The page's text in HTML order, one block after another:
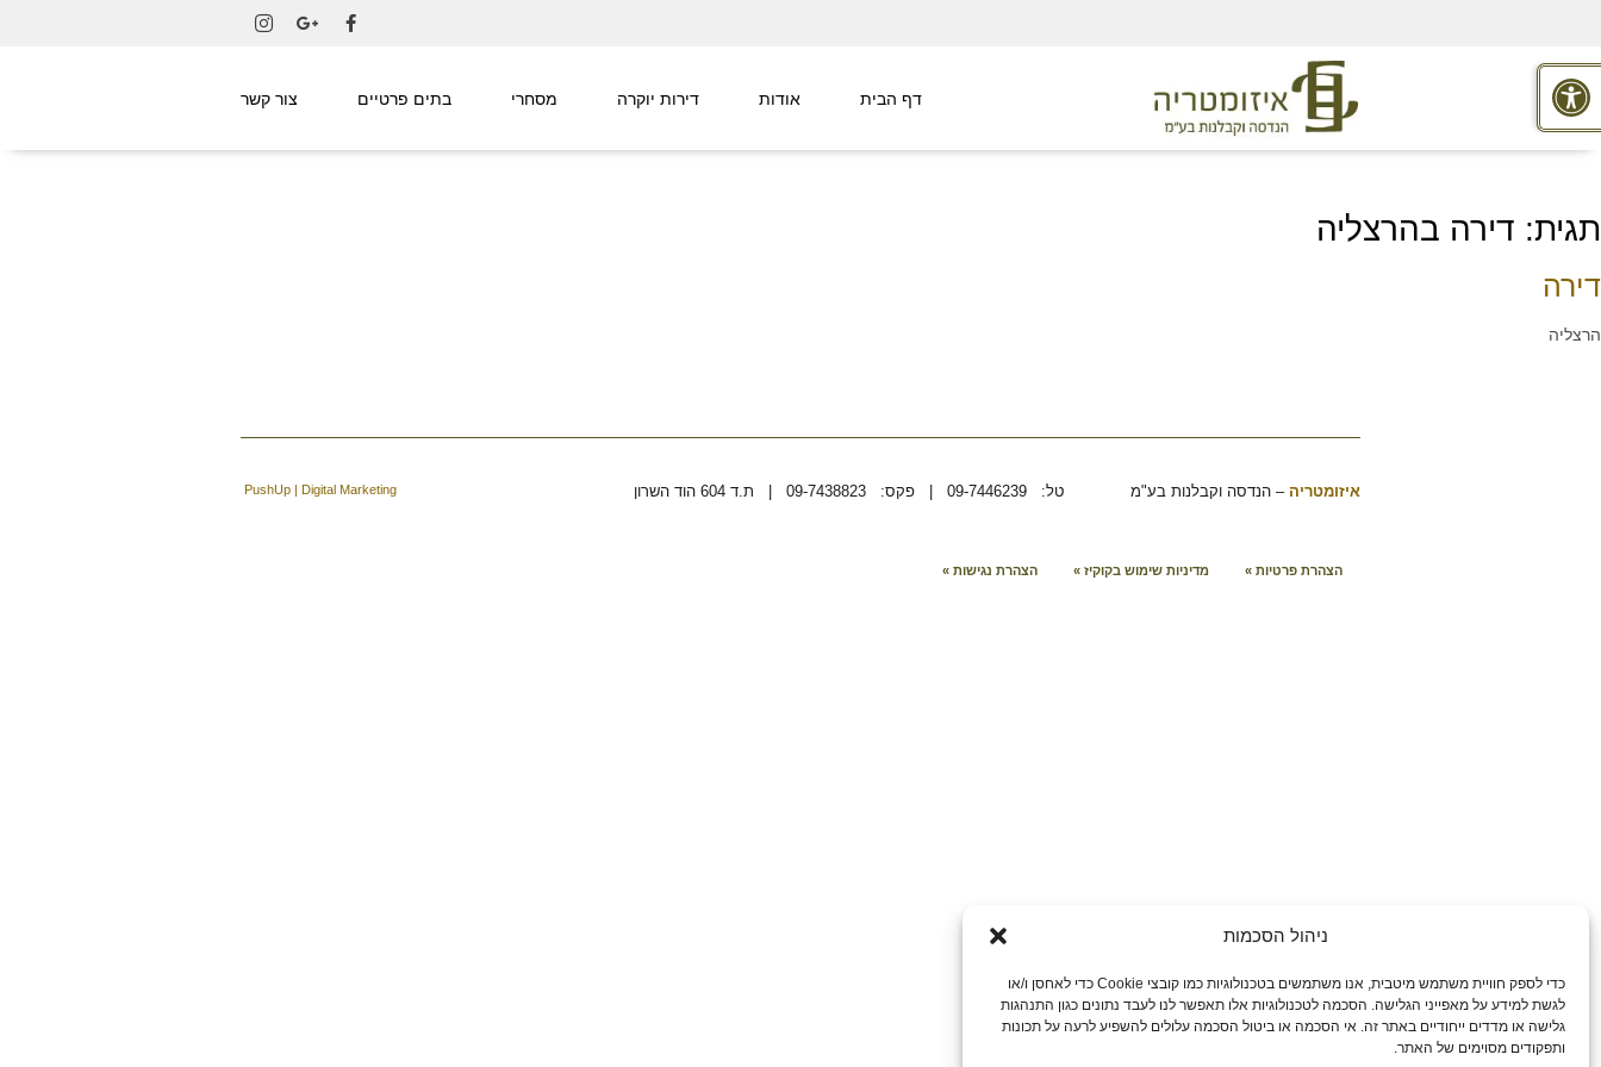
פתח סרגל נגישות
ניהול הסכמות
כדי לספק חוויית משתמש מיטבית, אנו משתמשים בטכנולוגיות כמו קובצי Cookie כדי לאחסן ו/או
לגשת למידע על מאפייני הגלישה. הסכמה לטכנולוגיות אלו תאפשר לנו לעבד נתונים כגון התנהגות
גלישה או מדדים ייחודיים באתר זה. אי הסכמה או ביטול הסכמה עלולים להשפיע לרעה על תכונות
ותפקודים מסוימים של האתר.
דף הבית אודות דירות יוקרה מסחרי בתים פרטיים צור קשר
תגית: דירה בהרצליה
דירה
הרצליה
איזומטריה – הנדסה וקבלנות בע"מ טל: 09-7446239 | פקס: 09-7438823 | ת.ד 604 הוד השרון PushUp | Digital Marketing
הצהרת פרטיות » מדיניות שימוש בקוקיז » הצהרת נגישות »